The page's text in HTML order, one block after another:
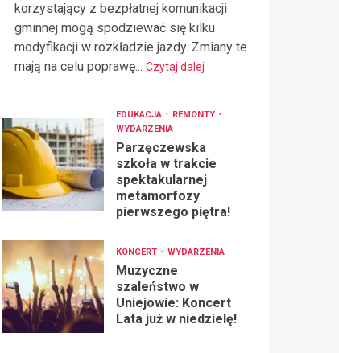
korzystający z bezpłatnej komunikacji
gminnej mogą spodziewać się kilku
modyfikacji w rozkładzie jazdy. Zmiany te
mają na celu poprawę... Czytaj dalej
EDUKACJA
REMONTY
WYDARZENIA
Parzęczewska
szkoła w trakcie
spektakularnej
metamorfozy
pierwszego piętra!
KONCERT WYDARZENIA
Muzyczne
szaleństwo w
Uniejowie: Koncert
Lata już w niedzielę!